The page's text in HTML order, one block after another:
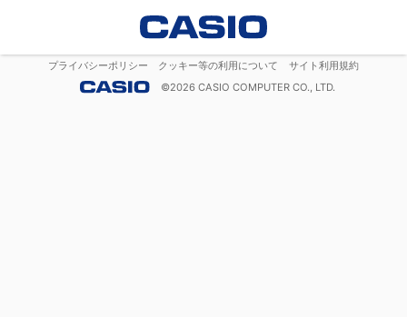
プライバシーポリシー クッキー等の利用について
サイト利用規約
©2026 CASIO COMPUTER CO., LTD.